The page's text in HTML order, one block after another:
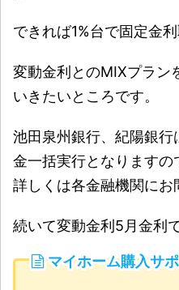
できれば1%台で固定金
変動金利とのMIXプラン
いきたいところです。
池田泉州銀行、紀陽銀
金一括実行となりますの
詳しくは各金融機関にお
続いて変動金利5月金利で
マイホーム購入サ